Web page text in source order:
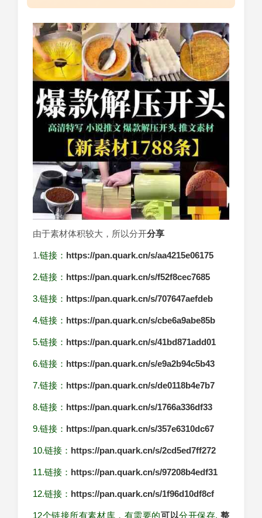
由于素材体积较大，所以分开分享
1.链接： https://pan.quark.cn/s/aa4215e06175
2.链接： https://pan.quark.cn/s/f52f8cec7685
3.链接： https://pan.quark.cn/s/707647aefdeb
4.链接： https://pan.quark.cn/s/cbe6a9abe85b
5.链接： https://pan.quark.cn/s/41bd871add01
6.链接： https://pan.quark.cn/s/e9a2b94c5b43
7.链接： https://pan.quark.cn/s/de0118b4e7b7
8.链接： https://pan.quark.cn/s/1766a336df33
9.链接： https://pan.quark.cn/s/357e6310dc67
10.链接： https://pan.quark.cn/s/2cd5ed7ff272
11.链接： https://pan.quark.cn/s/97208b4edf31
12.链接： https://pan.quark.cn/s/1f96d10df8cf
12个链接所有素材库，有需要的可以分开保存,整